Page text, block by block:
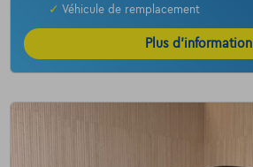
✓ Véhicule de remplacement
Plus d’information